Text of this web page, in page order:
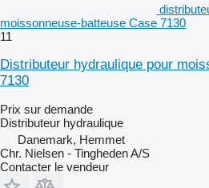
moissonneuse-batteuse Case 7130
11
Distributeur hydraulique pour
7130
Prix sur demande
Distributeur hydraulique
Danemark, Hemmet
Chr. Nielsen - Tingheden A/S
Contacter le vendeur